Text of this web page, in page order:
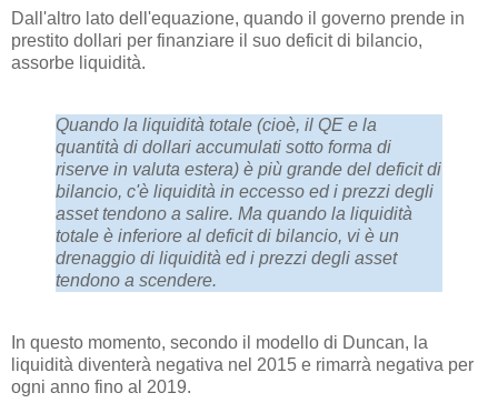
Dall'altro lato dell'equazione, quando il governo prende in
prestito dollari per finanziare il suo deficit di bilancio,
assorbe liquidità.
Quando la liquidità totale (cioè, il QE e la
quantità di dollari accumulati sotto forma di
riserve in valuta estera) è più grande del deficit di
bilancio, c'è liquidità in eccesso ed i prezzi degli
asset tendono a salire. Ma quando la liquidità
totale è inferiore al deficit di bilancio, vi è un
drenaggio di liquidità ed i prezzi degli asset
tendono a scendere.
In questo momento, secondo il modello di Duncan, la
liquidità diventerà negativa nel 2015 e rimarrà negativa per
ogni anno fino al 2019.